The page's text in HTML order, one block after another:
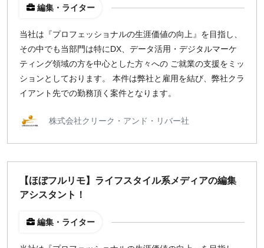
編集・ライター
当社は『プロフェッショナルの生涯価値の向上』を目指し、
その中でも当部門は特にDX、データ活用・デジタルマーケ
ティング領域の方を中心とした方々への ご就業の支援をミッ
ションとしております。 本件は弊社と雇用を結び、弊社クラ
イアント先での勤務頂く案件となります。
株式会社クリーク・アンド・リバー社
【ほぼフルリモ】ライフスタイル系メディアの編集
アシスタント！
編集・ライター